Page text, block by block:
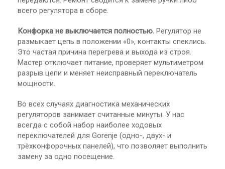
всего регулятора в сборе.
Конфорка не выключается полностью. Регулятор не
размыкает цепь в положении «0», контакты спеклись.
Это частая причина перегрева и выхода из строя.
Мастер отключает питание, проверяет мультиметром
разрыв цепи и меняет неисправный переключатель
мощности.
Во всех случаях диагностика механических
регуляторов занимает считанные минуты. У нас
всегда с собой набор наиболее ходовых
переключателей для Gorenje (одно-, двух- и
трёхконфорочных панелей), что позволяет выполнить
замену за одно посещение.